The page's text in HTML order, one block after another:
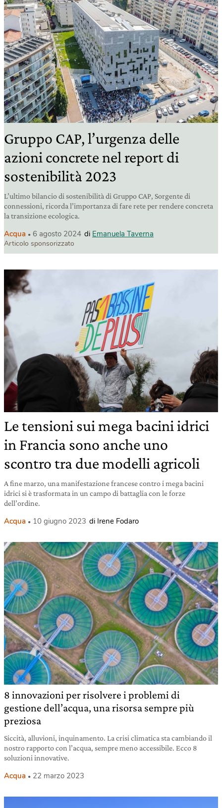
Gruppo CAP, l’urgenza delle
azioni concrete nel report di
sostenibilità 2023
L’ultimo bilancio di sostenibilità di Gruppo CAP, Sorgente di
connessioni, ricorda l’importanza di fare rete per rendere concreta
la transizione ecologica.
Acqua 6 agosto 2024 di Emanuela Taverna
Articolo sponsorizzato
Le tensioni sui mega bacini idrici
in Francia sono anche uno
scontro tra due modelli agricoli
A fine marzo, una manifestazione francese contro i mega bacini
idrici si è trasformata in un campo di battaglia con le forze
dell’ordine.
Acqua 10 giugno 2023 di Irene Fodaro
8 innovazioni per risolvere i problemi di
gestione dell’acqua, una risorsa sempre più
preziosa
Siccità, alluvioni, inquinamento. La crisi climatica sta cambiando il
nostro rapporto con l’acqua, sempre meno accessibile. Ecco 8
soluzioni innovative.
Acqua 22 marzo 2023